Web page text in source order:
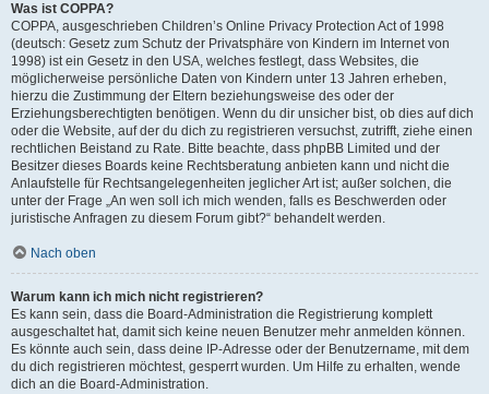
Was ist COPPA?
COPPA, ausgeschrieben Children’s Online Privacy Protection Act of 1998
(deutsch: Gesetz zum Schutz der Privatsphäre von Kindern im Internet von
1998) ist ein Gesetz in den USA, welches festlegt, dass Websites, die
möglicherweise persönliche Daten von Kindern unter 13 Jahren erheben,
hierzu die Zustimmung der Eltern beziehungsweise des oder der
Erziehungsberechtigten benötigen. Wenn du dir unsicher bist, ob dies auf dich
oder die Website, auf der du dich zu registrieren versuchst, zutrifft, ziehe einen
rechtlichen Beistand zu Rate. Bitte beachte, dass phpBB Limited und der
Besitzer dieses Boards keine Rechtsberatung anbieten kann und nicht die
Anlaufstelle für Rechtsangelegenheiten jeglicher Art ist; außer solchen, die
unter der Frage „An wen soll ich mich wenden, falls es Beschwerden oder
juristische Anfragen zu diesem Forum gibt?“ behandelt werden.
Nach oben
Warum kann ich mich nicht registrieren?
Es kann sein, dass die Board-Administration die Registrierung komplett
ausgeschaltet hat, damit sich keine neuen Benutzer mehr anmelden können.
Es könnte auch sein, dass deine IP-Adresse oder der Benutzername, mit dem
du dich registrieren möchtest, gesperrt wurden. Um Hilfe zu erhalten, wende
dich an die Board-Administration.